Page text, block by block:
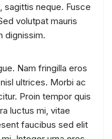
sagittis neque. Fusce
volutpat mauris
dignissim.
Nam fringilla eros
ultrices. Morbi ac
Proin tempor quis
luctus mi, vitae
faucibus sed elit